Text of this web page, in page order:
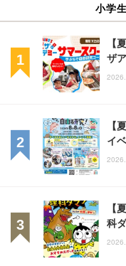
小学
【
ザ
【
イ
【
科